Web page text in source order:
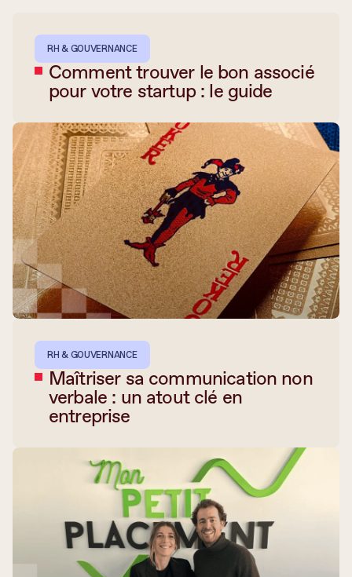
RH & GOUVERNANCE
Comment trouver le bon associé
pour votre startup : le guide
RH & GOUVERNANCE
Maîtriser sa communication non
verbale : un atout clé en
entreprise